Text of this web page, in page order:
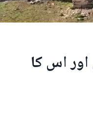
اس کا